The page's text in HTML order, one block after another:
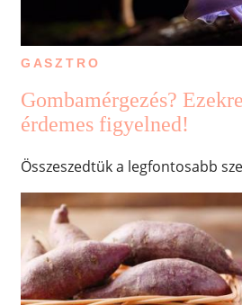
GASZTRO
Gombamérgezés?
érdemes figyelned!
Összeszedtük a legfontosabb